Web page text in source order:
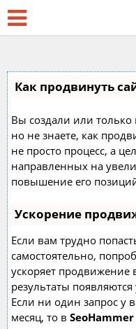
Как продвинуть
Вы создали или только
но не знаете, как
не просто процесс, а
направленных на
повышение его
Ускорение
Если вам трудно
самостоятельно,
ускоряет продвижение
результаты
Если ни один запрос у
месяц, то в SeoHammer